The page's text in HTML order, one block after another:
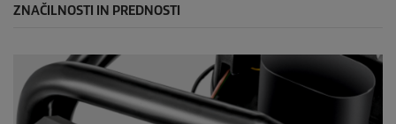
ZNAČILNOSTI IN PREDNOSTI